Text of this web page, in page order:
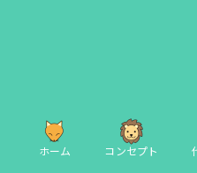
ホーム コンセプト